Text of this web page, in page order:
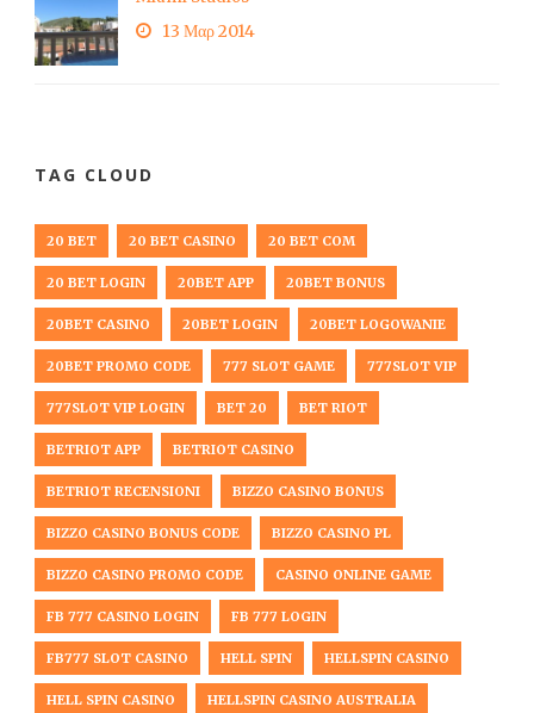
13 Μαρ 2014
TAG CLOUD
20 BET 20 BET CASINO 20 BET COM
20 BET LOGIN 20BET APP 20BET BONUS
20BET CASINO 20BET LOGIN 20BET LOGOWANIE
20BET PROMO CODE 777 SLOT GAME 777SLOT VIP
777SLOT VIP LOGIN BET 20 BET RIOT
BETRIOT APP BETRIOT CASINO
BETRIOT RECENSIONI BIZZO CASINO BONUS
BIZZO CASINO BONUS CODE BIZZO CASINO PL
BIZZO CASINO PROMO CODE CASINO ONLINE GAME
FB 777 CASINO LOGIN FB 777 LOGIN
FB777 SLOT CASINO HELL SPIN HELLSPIN CASINO
HELL SPIN CASINO HELLSPIN CASINO AUSTRALIA